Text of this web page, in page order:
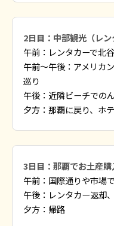
2日目：中部観光（レン
午前：レンタカーで北
午前〜午後：アメリカ
巡り
午後：近隣ビーチでの
夕方：那覇に戻り、ホ
3日目：那覇でお土産
午前：国際通りや市場
午後：レンタカー返却
夕方：帰路